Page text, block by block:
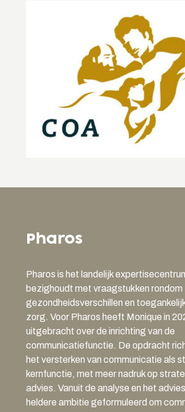
Pharos
Pharos is het landelijk
bezighoudt met vraagstukken rondom
gezondheidsverschillen en
zorg. Voor Pharos heeft Monique in
uitgebracht over de inrichting van de
communicatiefunctie. De opdracht
het versterken van communicatie als
kernfunctie, met meer nadruk op
advies. Vanuit de analyse en het
heldere ambitie geformuleerd om